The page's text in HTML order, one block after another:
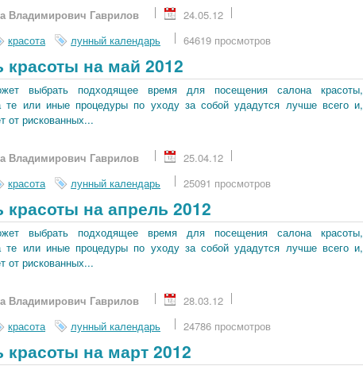
Владимирович Гаврилов
24.05.12
красота лунный календарь 64619 просмотров
красоты на май 2012
выбрать подходящее время для посещения салона красоты,
те или иные процедуры по уходу за собой удадутся лучше всего и,
от рискованных...
Владимирович Гаврилов
25.04.12
красота лунный календарь 25091 просмотров
красоты на апрель 2012
выбрать подходящее время для посещения салона красоты,
те или иные процедуры по уходу за собой удадутся лучше всего и,
от рискованных...
Владимирович Гаврилов
28.03.12
красота лунный календарь 24786 просмотров
красоты на март 2012